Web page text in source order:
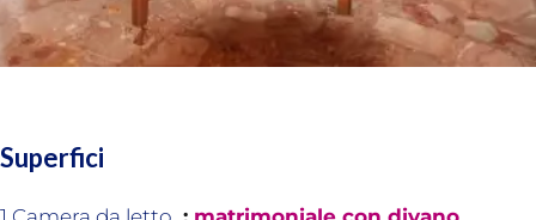
Superfici